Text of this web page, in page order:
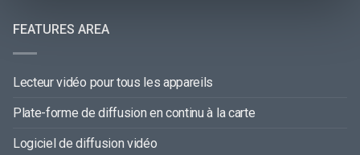
FEATURES AREA
Lecteur vidéo pour tous les appareils
Plate-forme de diffusion en continu à la carte
Logiciel de diffusion vidéo